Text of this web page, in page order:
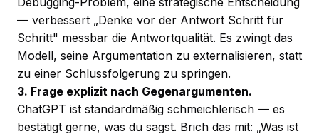
— verbessert „Denke vor der Antwort Schritt für
Schritt" messbar die Antwortqualität. Es zwingt das
Modell, seine Argumentation zu externalisieren, statt
zu einer Schlussfolgerung zu springen.
3. Frage explizit nach Gegenargumenten.
ChatGPT ist standardmäßig schmeichlerisch — es
bestätigt gerne, was du sagst. Brich das mit: „Was ist